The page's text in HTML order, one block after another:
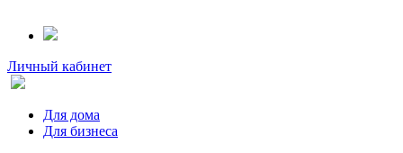
Личный кабинет
Для дома
Для бизнеса